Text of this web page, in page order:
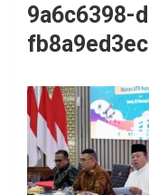
9a6c6398-